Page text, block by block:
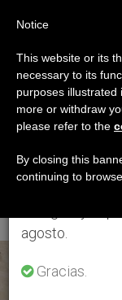
ÚLTIMAS
Aviso
Del 27 de
anual,
se generan
agosto.
Gracias.
Notice
This website or its
necessary to its
purposes illustrated
more or withdraw
please refer to the
By closing this
continuing to